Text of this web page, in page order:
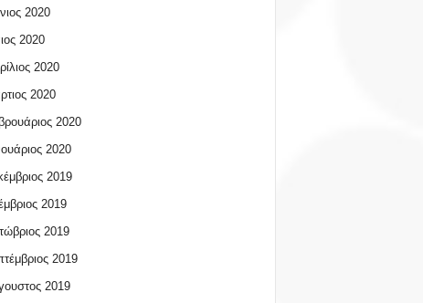
2020
2020
2020
2020
2020
2020
2019
2019
2019
2019
2019